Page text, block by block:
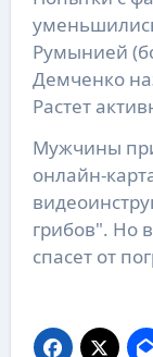
Румынией
Демченко
Растет
Мужчины
онлайн-
грибов". Но
спасет от